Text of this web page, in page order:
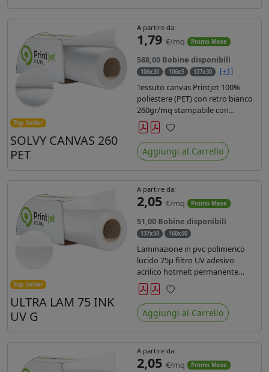
Top Seller
SOLVY CANVAS 260
PET
A partire da:
1,79 €/mq Promo Mese
588,00 Bobine disponibili
106x30 106x5 137x30
[+1]
Tessuto canvas Printjet 100%
poliestere (PET) con retro bianco
260gr/mq stampabile con
inchiostri solvente, ecosolvente,
uv e latex.
Preferiti
Aggiungi al Carrello
Top Seller
ULTRA LAM 75 INK
UV G
A partire da:
2,05 €/mq Promo Mese
51,00 Bobine disponibili
137x50 160x50
Laminazione in pvc polimerico
lucido 75µ filtro UV adesivo
acrilico hotmelt permanente
specifico per stampe con
inchiostri UV durata 7 anni indoor
e 5 outdoor. Dotato di certificato
ignifugo Bs1d0.
Preferiti
Aggiungi al Carrello
A partire da:
2,05 €/mq Promo Mese